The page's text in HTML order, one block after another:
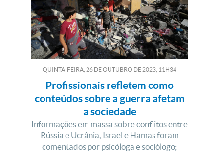
QUINTA-FEIRA, 26 DEOUTUBRO DE 2023, 11H34
Profissionais refletem como
conteúdos sobre a guerra afetam
a sociedade
Informações em massa sobre conflitos entre
Rússia e Ucrânia, Israel e Hamas foram
comentados por psicóloga e sociólogo;